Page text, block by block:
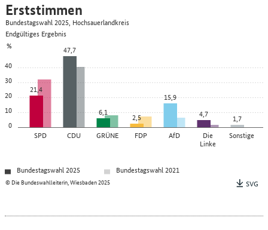
0
10
20
30
40
%
SPD CDU GRÜNE FDP AfD Die
Linke
Sonstige
21,4
47,7
6,1 2,5
15,9
4,7
1,7
© Die Bundeswahlleiterin, Wiesbaden 2025
Erststimmen
Bundestagswahl 2025, Hochsauerlandkreis
Endgültiges Ergebnis
Bundestagswahl 2025
Bundestagswahl 2021
SVG